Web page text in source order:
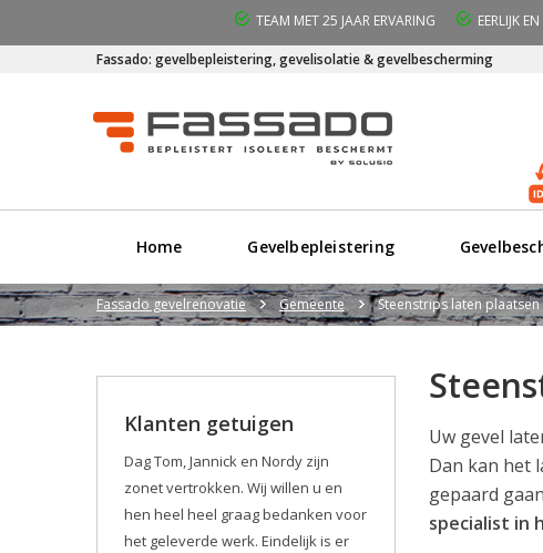
TEAM MET 25 JAAR ERVARING EERLIJK
Fassado: gevelbepleistering, gevelisolatie & gevelbescherming
Home Gevelbepleistering
Fassado gevelrenovatie Gemeente Steenstrips laten
Uw gevel
Dan kan het
gepaard
specialist in
Klanten getuigen
Dag Tom, Jannick en Nordy zijn
zonet vertrokken. Wij willen u en
hen heel heel graag bedanken voor
het geleverde werk. Eindelijk is er